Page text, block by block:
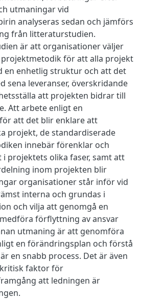
utmaningar vid
analyseras sedan och jämförs
från litteraturstudien.
är att organisationer väljer
för att alla projekt
en enhetlig struktur och att det
sena leveranser, överskridande
att projekten bidrar till
Att arbete enligt en
att det blir enklare att
projekt, de standardiserade
innebär förenklar och
projektets olika faser, samt att
inom projekten blir
organisationer står inför vid
interna och grundas i
och vilja att genomgå en
förflyttning av ansvar
utmaning är att genomföra
en förändringsplan och förstå
en snabb process. Det är även
faktor för
att ledningen är